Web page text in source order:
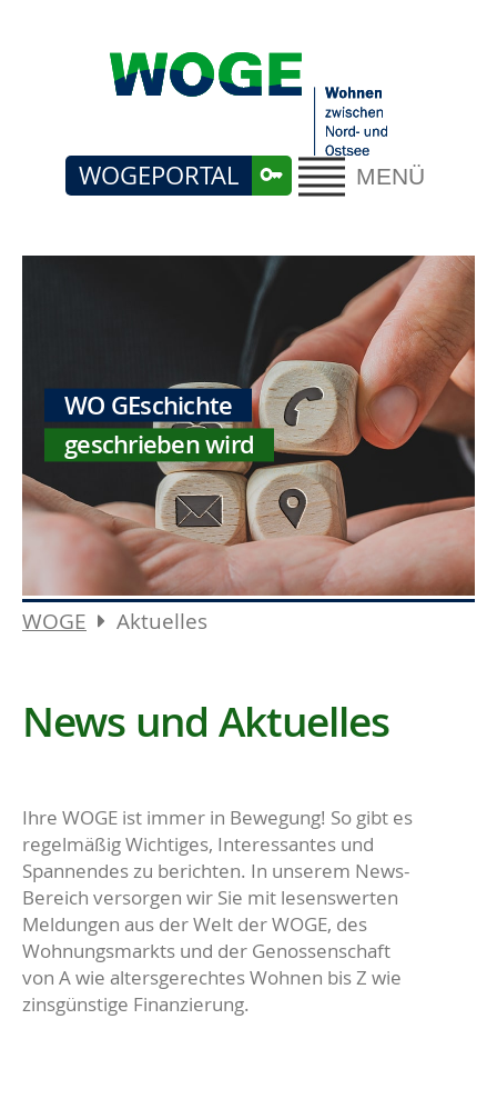
MENÜ
WOGEPORTAL
WO GEschichte
geschrieben wird
WOGE Aktuelles
News und Aktuelles
Ihre WOGE ist immer in Bewegung! So gibt es
regelmäßig Wichtiges, Interessantes und
Spannendes zu berichten. In unserem News-
Bereich versorgen wir Sie mit lesenswerten
Meldungen aus der Welt der WOGE, des
Wohnungsmarkts und der Genossenschaft
von A wie altersgerechtes Wohnen bis Z wie
zinsgünstige Finanzierung.